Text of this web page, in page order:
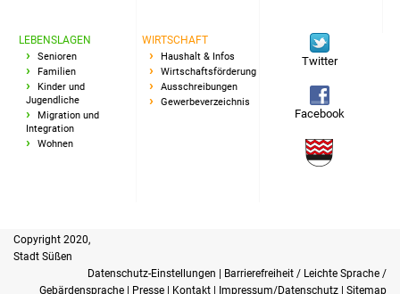
LEBENSLAGEN
Senioren
Familien
Kinder und
Jugendliche
Migration und
Integration
Wohnen
WIRTSCHAFT
Haushalt & Infos
Wirtschaftsförderung
Ausschreibungen
Gewerbeverzeichnis
Twitter
Facebook
Copyright 2020,
Stadt Süßen
Datenschutz-Einstellungen | Barrierefreiheit / Leichte Sprache /
Gebärdensprache | Presse | Kontakt | Impressum/Datenschutz | Sitemap